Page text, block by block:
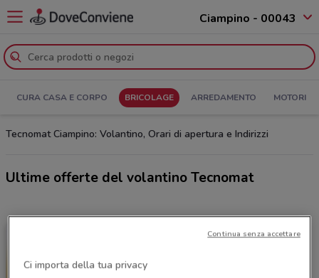
Ciampino - 00043
CURA CASA E CORPO BRICOLAGE ARREDAMENTO MOTORI
Tecnomat Ciampino: Volantino, Orari di apertura e Indirizzi
Ultime offerte del volantino Tecnomat
Ci importa della tua privacy
Continua senza accettare